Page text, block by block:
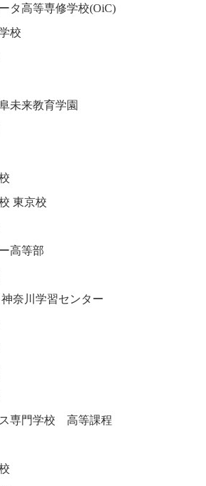
タ高等専修学校(OiC)
校
未来教育学園
東京校
高等部
奈川学習センター
専門学校 高等課程